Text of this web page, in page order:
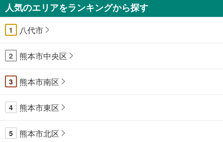
人気のエリアをランキングから探す
1 八代市
2 熊本市中央区
3 熊本市南区
4 熊本市東区
5 熊本市北区